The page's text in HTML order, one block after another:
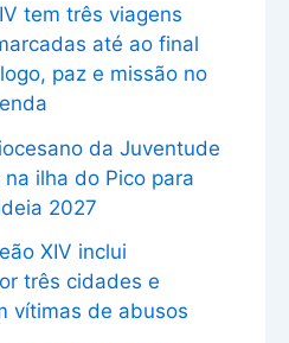
tem três viagens
até ao final
paz e missão no
da Juventude
ilha do Pico para
2027
XIV inclui
três cidades e
vítimas de abusos